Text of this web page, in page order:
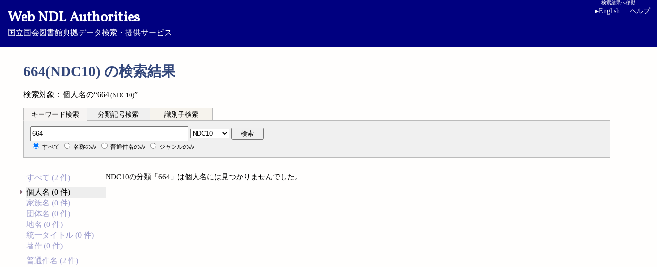
Web NDL Authorities
国立国会図書館典拠データ検索・提供サービス
検索結果へ移動
▸English ヘルプ
664(NDC10) の検索結果
検索対象：個人名の“664 (NDC10)”
キーワード検索 分類記号検索 識別子検索
分類記号検索 検索
すべて 名称のみ 普通件名のみ ジャンルのみ
すべて (2 件)
個人名 (0 件)
家族名 (0 件)
団体名 (0 件)
地名 (0 件)
統一タイトル (0 件)
著作 (0 件)
普通件名 (2 件)
NDC10の分類「664」は個人名には見つかりませんでした。